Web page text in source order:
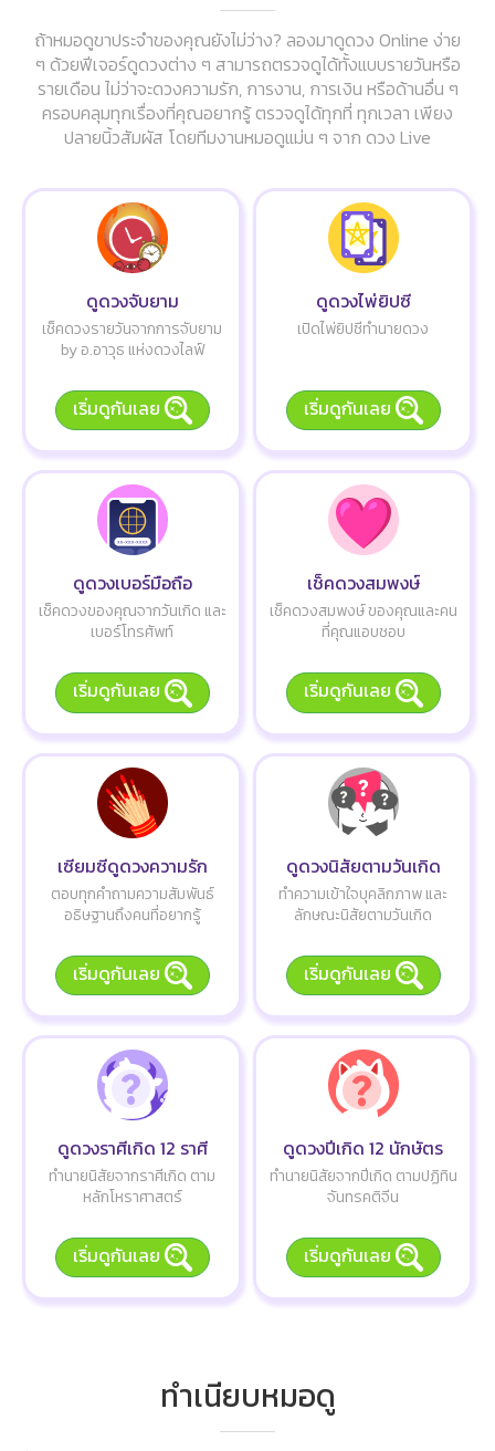
ถ้าหมอดูขาประจำของคุณยังไม่ว่าง? ลองมาดูดวง Online ง่าย
ๆ ด้วยฟีเจอร์ดูดวงต่าง ๆ สามารถตรวจดูได้ทั้งแบบรายวันหรือ
รายเดือน ไม่ว่าจะดวงความรัก, การงาน, การเงิน หรือด้านอื่น ๆ
ครอบคลุมทุกเรื่องที่คุณอยากรู้ ตรวจดูได้ทุกที่ ทุกเวลา เพียง
ปลายนิ้วสัมผัส โดยทีมงานหมอดูแม่น ๆ จาก ดวง Live
ดูดวงจับยาม
เช็คดวงรายวันจากการจับยาม
by อ.อาวุธ แห่งดวงไลฟ์
เริ่มดูกันเลย
ดูดวงไพ่ยิปซี
เปิดไพ่ยิปซีทำนายดวง
เริ่มดูกันเลย
ดูดวงเบอร์มือถือ
เช็คดวงของคุณจากวันเกิด และ
เบอร์โทรศัพท์
เริ่มดูกันเลย
เช็คดวงสมพงษ์
เช็คดวงสมพงษ์ ของคุณและคน
ที่คุณแอบชอบ
เริ่มดูกันเลย
เซียมซีดูดวงความรัก
ตอบทุกคำถามความสัมพันธ์
อธิษฐานถึงคนที่อยากรู้
เริ่มดูกันเลย
ดูดวงนิสัยตามวันเกิด
ทำความเข้าใจบุคลิกภาพ และ
ลักษณะนิสัยตามวันเกิด
เริ่มดูกันเลย
ดูดวงราศีเกิด 12 ราศี
ทำนายนิสัยจากราศีเกิด ตาม
หลักโหราศาสตร์
เริ่มดูกันเลย
ดูดวงปีเกิด 12 นักษัตร
ทำนายนิสัยจากปีเกิด ตามปฏิทิน
จันทรคติจีน
เริ่มดูกันเลย
ทำเนียบหมอดู